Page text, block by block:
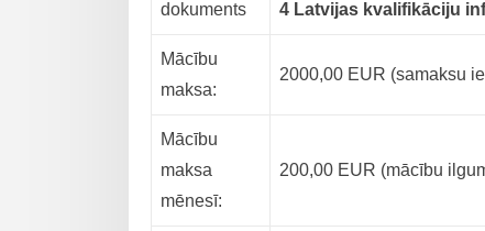
dokuments
4 Latvijas kvalifikāciju
Mācību
maksa:
2000,00 EUR (samaksu
Mācību
maksa
mēnesī:
200,00 EUR (mācību